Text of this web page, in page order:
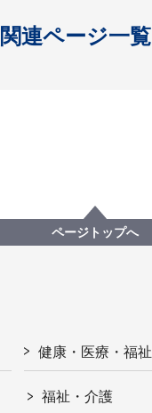
関連ページ一覧
開く
ページトップへ
健康・医療・福祉
福祉・介護